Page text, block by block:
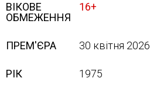
ВІКОВЕ
ОБМЕЖЕННЯ
16+
ПРЕМ'ЄРА 30 квітня 2026
РІК 1975